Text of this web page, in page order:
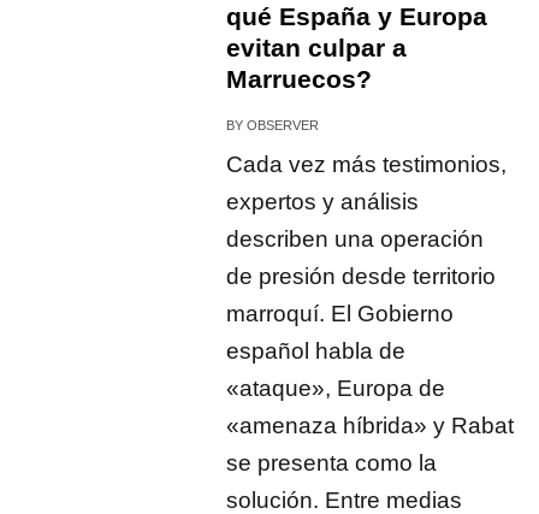
qué España y Europa
evitan culpar a
Marruecos?
BYOBSERVER
Cada vez más testimonios,
expertos y análisis
describen una operación
de presión desde territorio
marroquí. El Gobierno
español habla de
«ataque», Europa de
«amenaza híbrida» y Rabat
se presenta como la
solución. Entre medias